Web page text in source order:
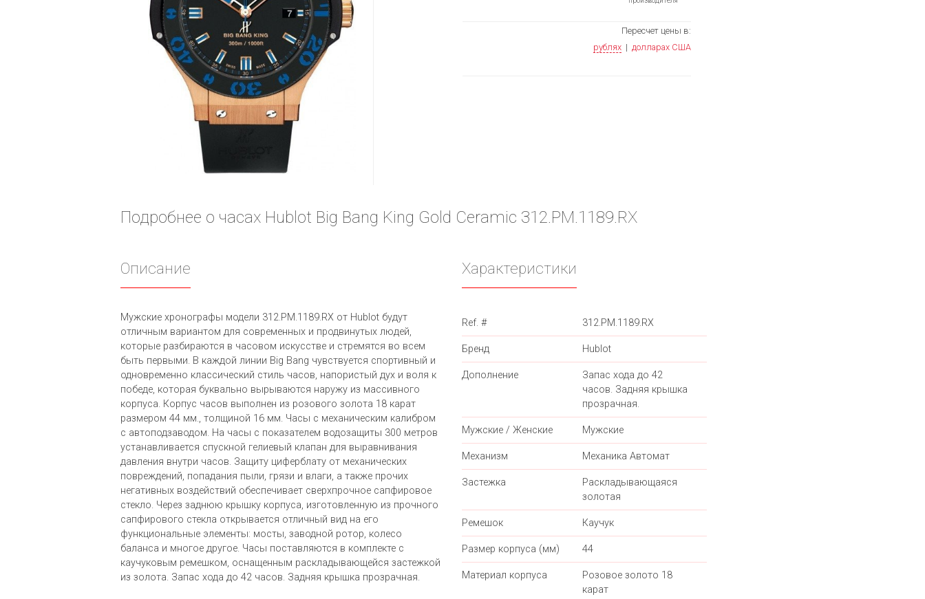
Пересчет цены в:
рублях | долларах США
Подробнее о часах Hublot Big Bang King Gold Ceramic 312.PM.1189.RX
Описание
Мужские хронографы модели 312.PM.1189.RX от Hublot будут
отличным вариантом для современных и продвинутых людей,
которые разбираются в часовом искусстве и стремятся во всем
быть первыми. В каждой линии Big Bang чувствуется спортивный и
одновременно классический стиль часов, напористый дух и воля к
победе, которая буквально вырываются наружу из массивного
корпуса. Корпус часов выполнен из розового золота 18 карат
размером 44 мм., толщиной 16 мм. Часы с механическим калибром
с автоподзаводом. На часы с показателем водозащиты 300 метров
устанавливается спускной гелиевый клапан для выравнивания
давления внутри часов. Защиту циферблату от механических
повреждений, попадания пыли, грязи и влаги, а также прочих
негативных воздействий обеспечивает сверхпрочное сапфировое
стекло. Через заднюю крышку корпуса, изготовленную из прочного
сапфирового стекла открывается отличный вид на его
функциональные элементы: мосты, заводной ротор, колесо
баланса и многое другое. Часы поставляются в комплекте с
каучуковым ремешком, оснащенным раскладывающейся застежкой
из золота. Запас хода до 42 часов. Задняя крышка прозрачная.
Характеристики
Ref. # 312.PM.1189.RX
Бренд Hublot
Дополнение
Запас хода до 42
часов. Задняя крышка
прозрачная.
Мужские / Женские Мужские
Механизм Механика Автомат
Застежка
Раскладывающаяся
золотая
Ремешок Каучук
Размер корпуса (мм) 44
Материал корпуса
Розовое золото 18
карат